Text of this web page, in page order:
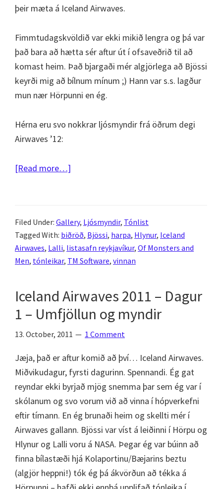
þeir mæta á Iceland Airwaves.
Fimmtudagskvöldið var ekki mikið lengra og þá var
það bara að hætta sér aftur út í ofsaveðrið til að
komast heim. Það bjargaði mér algjörlega að Bjössi
keyrði mig að bílnum mínum ;) Hann var s.s. lagður
mun nær Hörpunni en ég.
Hérna eru svo nokkrar ljósmyndir frá öðrum degi
Airwaves ’12:
[Read more…]
–
Dagur
2
–
biðröð,
rok,
og
myndir
Filed Under: Gallery, Ljósmyndir, Tónlist
Tagged With: biðröð, Bjössi, harpa, Hlynur, Iceland
Airwaves, Lalli, listasafn reykjavíkur, Of Monsters and
Men, tónleikar, TM Software, vinnan
Iceland Airwaves 2011 – Dagur
1 – Umfjöllun og myndir
13. October, 2011 1 Comment
Jæja, það er aftur komið að því… Iceland Airwaves.
Miðvikudagur, fyrsti dagurinn. Spennandi. Ég gat
reyndar ekki byrjað mjög snemma þar sem ég var í
skólanum og svo vorum við að vinna í hópverkefni
eftir tímann. En ég brunaði heim og skellti mér í
Airwaves gallann. Bjössi var víst á leiðinni í Hörpu og
Hlynur og Lalli voru á NASA. Þegar ég var búinn að
finna bílastæði hjá Kolaportinu/Bæjarins beztu
(algjör heppni!) tók ég þá ákvörðun að tékka á